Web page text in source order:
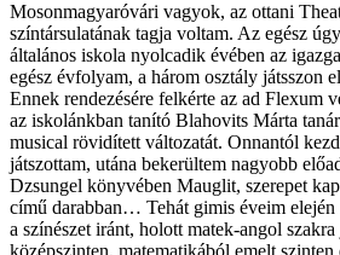
Mosonmagyaróvári vagyok, az ottani
színtársulatának tagja voltam. Az egész
általános iskola nyolcadik évében az
egész évfolyam, a három osztály játsszon
Ennek rendezésére felkérte az ad Flexum
az iskolánkban tanító Blahovits Márta
musical rövidített változatát. Onnantól
játszottam, utána bekerültem nagyobb
Dzsungel könyvében Mauglit, szerepet
című darabban… Tehát gimis éveim elején
a színészet iránt, holott matek-angol